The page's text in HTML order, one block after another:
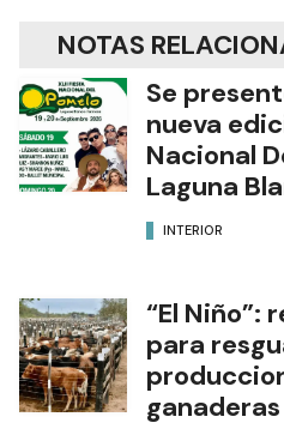
NOTAS
Se
nueva
Nacional
Laguna
INTERIOR
“El Niño”:
para
ganaderas